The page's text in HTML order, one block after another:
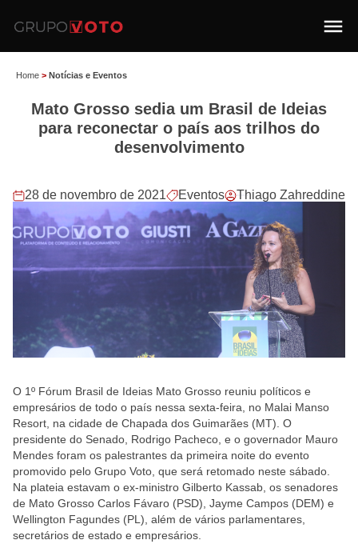
Home > Notícias e Eventos
Mato Grosso sedia um Brasil de Ideias
para reconectar o país aos trilhos do
desenvolvimento
28 de novembro de 2021 Eventos Thiago Zahreddine
O 1º Fórum Brasil de Ideias Mato Grosso reuniu políticos e
empresários de todo o país nessa sexta-feira, no Malai Manso
Resort, na cidade de Chapada dos Guimarães (MT). O
presidente do Senado, Rodrigo Pacheco, e o governador Mauro
Mendes foram os palestrantes da primeira noite do evento
promovido pelo Grupo Voto, que será retomado neste sábado.
Na plateia estavam o ex-ministro Gilberto Kassab, os senadores
de Mato Grosso Carlos Fávaro (PSD), Jayme Campos (DEM) e
Wellington Fagundes (PL), além de vários parlamentares,
secretários de estado e empresários.